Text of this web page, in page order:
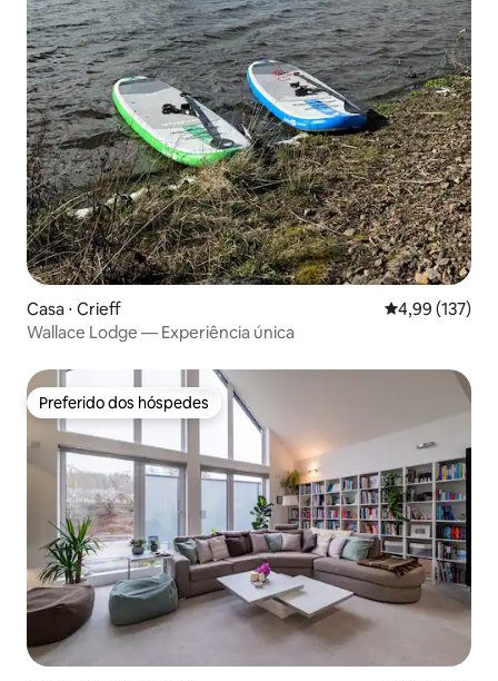
Casa ⋅ Crieff 4,99 de uma
4,99 (137)
Wallace Lodge — Experiência única
Preferido dos hóspedes
Preferido dos hóspedes